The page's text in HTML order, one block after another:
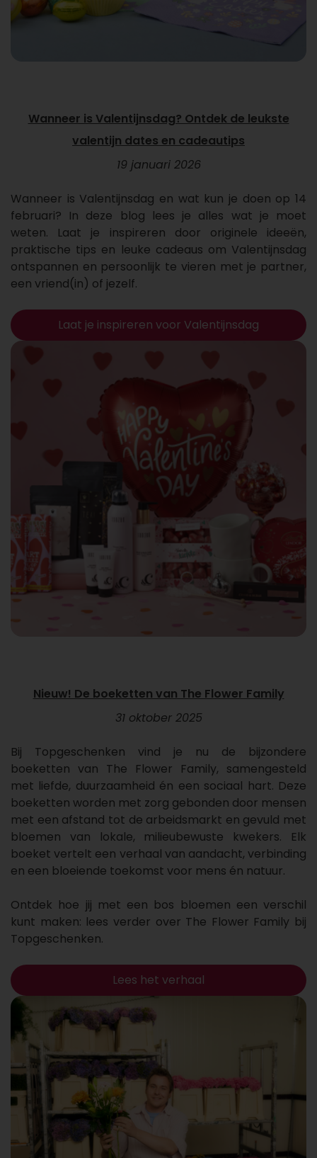
Wanneer is Valentijnsdag? Ontdek de leukste
valentijn dates en cadeautips
19 januari 2026
Wanneer is Valentijnsdag en wat kun je doen op 14
februari? In deze blog lees je alles wat je moet
weten. Laat je inspireren door originele ideeën,
praktische tips en leuke cadeaus om Valentijnsdag
ontspannen en persoonlijk te vieren met je partner,
een vriend(in) of jezelf.
Laat je inspireren voor Valentijnsdag
Nieuw! De boeketten van The Flower Family
31 oktober 2025
Bij Topgeschenken vind je nu de bijzondere
boeketten van The Flower Family, samengesteld
met liefde, duurzaamheid én een sociaal hart. Deze
boeketten worden met zorg gebonden door mensen
met een afstand tot de arbeidsmarkt en gevuld met
bloemen van lokale, milieubewuste kwekers. Elk
boeket vertelt een verhaal van aandacht, verbinding
en een bloeiende toekomst voor mens én natuur.
Ontdek hoe jij met een bos bloemen een verschil
kunt maken: lees verder over The Flower Family bij
Topgeschenken.
Lees het verhaal